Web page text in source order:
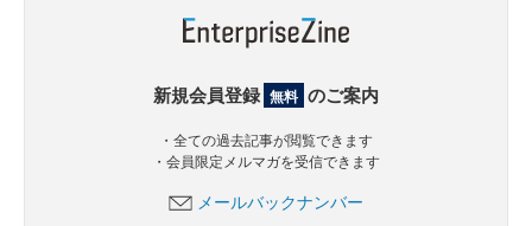
新規会員登録 無料 のご案内
・全ての過去記事が閲覧できます
・会員限定メルマガを受信できます
メールバックナンバー